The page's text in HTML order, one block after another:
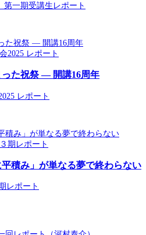
一期受講生レポート
た祝祭 ― 開講16周年
レポート
平積み」が単なる夢で終わらない
レポート